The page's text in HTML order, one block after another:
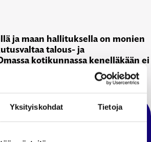
Yksityiskohdat Tietoja
ja maan hallituksella on monien
talous- ja
kotikunnassa kenelläkään ei
valtaa.